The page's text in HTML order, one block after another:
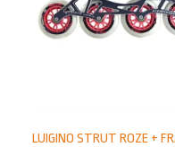
LUIGINO STRUT ROZE +